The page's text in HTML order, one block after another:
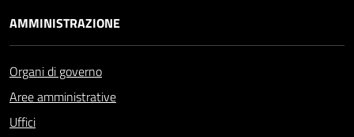
AMMINISTRAZIONE
Organi di governo
Aree amministrative
Uffici